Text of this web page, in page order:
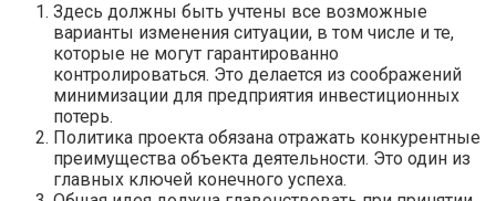
Здесь должны быть учтены все возможные
варианты изменения ситуации, в том числе и те,
которые не могут гарантированно
контролироваться. Это делается из соображений
минимизации для предприятия инвестиционных
потерь.
Политика проекта обязана отражать конкурентные
преимущества объекта деятельности. Это один из
главных ключей конечного успеха.